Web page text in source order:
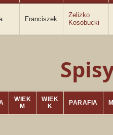
Franciszek
Zelizko
Kosobucki
WIEK
M
WIEK
K
PARAFIA